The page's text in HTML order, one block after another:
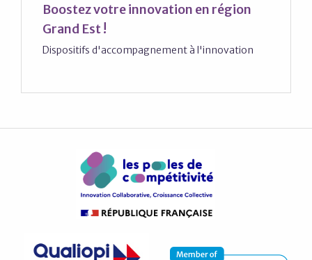
Boostez votre innovation en région
Grand Est !
Dispositifs d'accompagnement à l'innovation